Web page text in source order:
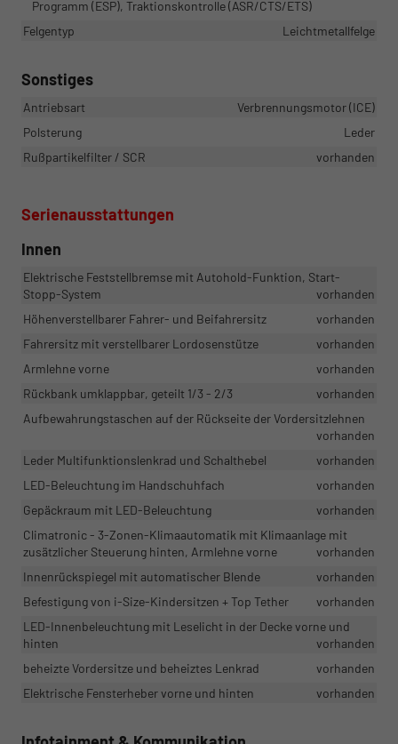
Programm (ESP), Traktionskontrolle (ASR/CTS/ETS)
Felgentyp
Leichtmetallfelge
Sonstiges
Antriebsart
Verbrennungsmotor (ICE)
Polsterung
Leder
Rußpartikelfilter / SCR
vorhanden
Serienausstattungen
Innen
Elektrische Feststellbremse mit Autohold-Funktion, Start-
Stopp-System
vorhanden
Höhenverstellbarer Fahrer- und Beifahrersitz
vorhanden
Fahrersitz mit verstellbarer Lordosenstütze
vorhanden
Armlehne vorne
vorhanden
Rückbank umklappbar, geteilt 1/3 - 2/3
vorhanden
Aufbewahrungstaschen auf der Rückseite der Vordersitzlehnen
vorhanden
Leder Multifunktionslenkrad und Schalthebel
vorhanden
LED-Beleuchtung im Handschuhfach
vorhanden
Gepäckraum mit LED-Beleuchtung
vorhanden
Climatronic - 3-Zonen-Klimaautomatik mit Klimaanlage mit
zusätzlicher Steuerung hinten, Armlehne vorne
vorhanden
Innenrückspiegel mit automatischer Blende
vorhanden
Befestigung von i-Size-Kindersitzen + Top Tether
vorhanden
LED-Innenbeleuchtung mit Leselicht in der Decke vorne und
hinten
vorhanden
beheizte Vordersitze und beheiztes Lenkrad
vorhanden
Elektrische Fensterheber vorne und hinten
vorhanden